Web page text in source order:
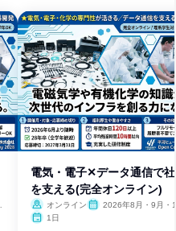
電気・電子✕データ通信で
を支える(完全オンライン)
オンライン
2026年8月・9月・
1日